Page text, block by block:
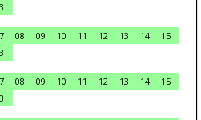
08 09 10 11 12 13 14
15
08 09 10 11 12 13 14
15